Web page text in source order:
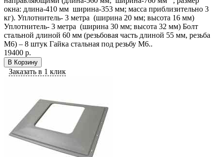
окна: длина-410 мм ширина-353 мм; масса приблизительно 3
кг). Уплотнитель- 3 метра (ширина 20 мм; высота 16 мм)
Уплотнитель- 3 метра (ширина 30 мм; высота 32 мм) Болт
стальной длиной 60 мм (резьбовая часть длиной 55 мм, резьба
М6) – 8 штук Гайка стальная под резьбу М6..
19400 р.
В Корзину
Заказать в 1 клик